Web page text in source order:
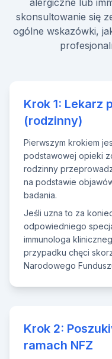
alergiczne lub
skonsultowanie się
ogólne wskazówki,
Krok 1: Lekarz
(rodzinny)
Pierwszym krokiem
podstawowej opieki
rodzinny
na podstawie
badania.
Jeśli uzna to za
odpowiedniego
immunologa
przypadku chęci
Narodowego
Krok 2:
ramach NFZ